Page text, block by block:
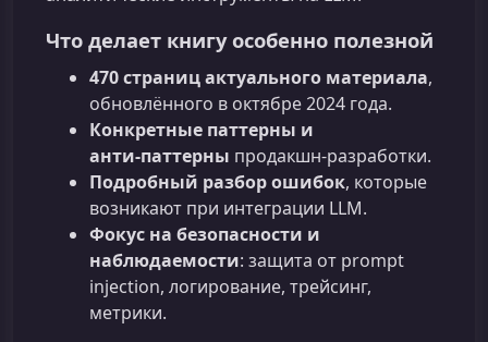
Что делает книгу особенно полезной
470 страниц актуального материала,
обновлённого в октябре 2024 года.
Конкретные паттерны и
анти‑паттерны продакшн‑разработки.
Подробный разбор ошибок, которые
возникают при интеграции LLM.
Фокус на безопасности и
наблюдаемости: защита от prompt
injection, логирование, трейсинг,
метрики.